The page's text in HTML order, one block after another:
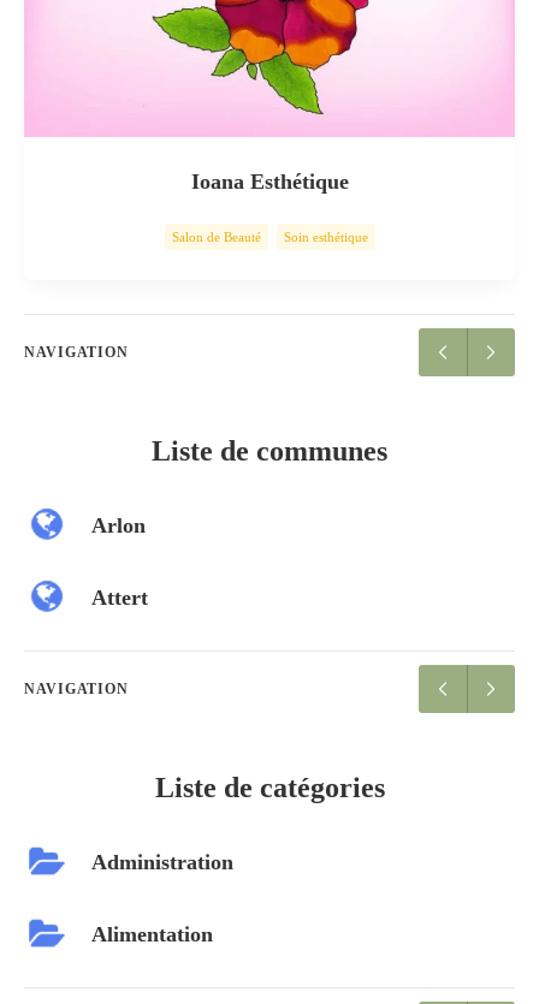
Ioana Esthétique
Salon de Beauté Soin esthétique
NAVIGATION
Liste de communes
Arlon
Attert
NAVIGATION
Liste de catégories
Administration
Alimentation